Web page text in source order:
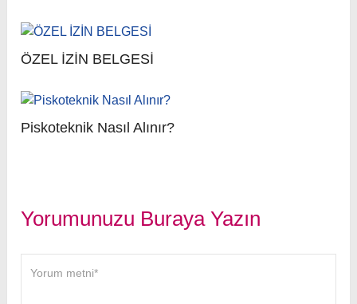
ÖZEL İZİN BELGESİ
Piskoteknik Nasıl Alınır?
Yorumunuzu Buraya Yazın